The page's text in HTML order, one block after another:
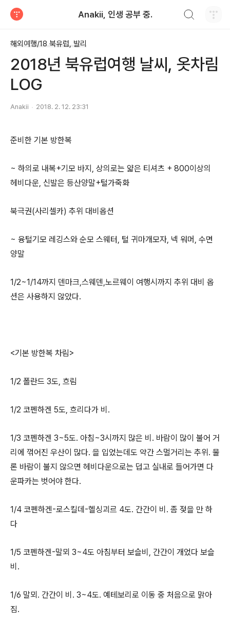
Anakii, 인생 공부 중.
해외여행/18 북유럽, 발리
2018년 북유럽여행 날씨, 옷차림
LOG
Anakii 2018. 2. 12. 23:31
준비한 기본 방한복
~ 하의로 내복+기모 바지, 상의로는 얇은 티셔츠 + 800이상의
헤비다운, 신발은 등산양말+털가죽화
북극권(사리셀카) 추위 대비옵션
~ 융털기모 레깅스와 순모 스웨터, 털 귀마개모자, 넥 워머, 수면
양말
​1/2~1/14까지 덴마크,스웨덴,노르웨이 여행시까지 추위 대비 옵
션은 사용하지 않았다.
<기본 방한복 차림>
1/2 폴란드 3도, 흐림
1/2 코펜하겐 5도, 흐리다가 비.
1/3 코펜하겐 3~5도. 아침~3시까지 많은 비. 바람이 많이 불어 거
리에 꺾어진 우산이 많다. 을 입었는데도 약간 스멀거리는 추위. 물
론 바람이 불지 않으면 헤비다운으로는 덥고 실내로 들어가면 다
운파카는 벗어야 한다.
1/4 코펜하겐-로스킬데-헬싱괴르 4도. 간간이 비. 좀 젖을 만 하
다
1/5 코펜하겐-말뫼 3~4도 아침부터 보슬비, 간간이 개었다 보슬
비.
1/6 말뫼. 간간이 비. 3~4도. 예테보리로 이동 중 처음으로 맑아
짐.